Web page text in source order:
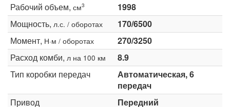
Рабочий объем, см3
1998
Мощность, л.с. / оборотах
170/6500
Момент, Н·м / оборотах
270/3250
Расход комби, л на 100 км
8.9
Тип коробки передач
Автоматическая, 6
передач
Привод
Передний